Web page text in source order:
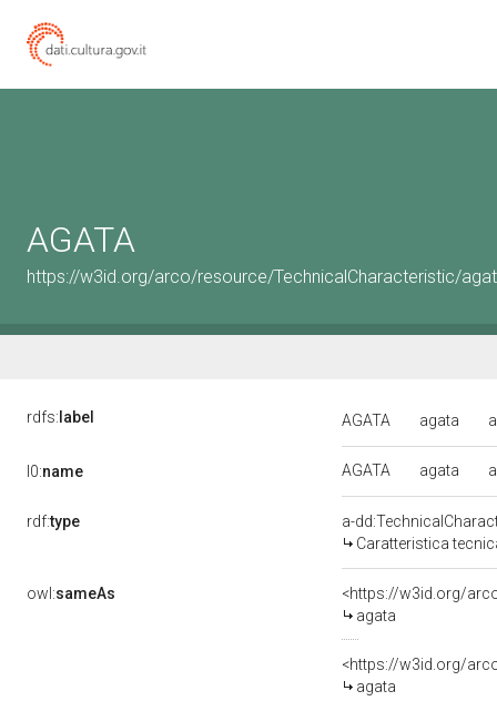
AGATA
https://w3id.org/arco/resource/TechnicalCharacteristic/
rdfs: label AGATA agata
l0:name AGATA agata
rdf:type
a-
Caratteristica
owl:sameAs
<https://w3id.org/
agata
<https://w3id.org/
agata